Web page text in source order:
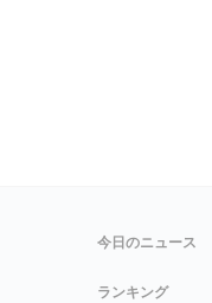
今日のニュース
ランキング